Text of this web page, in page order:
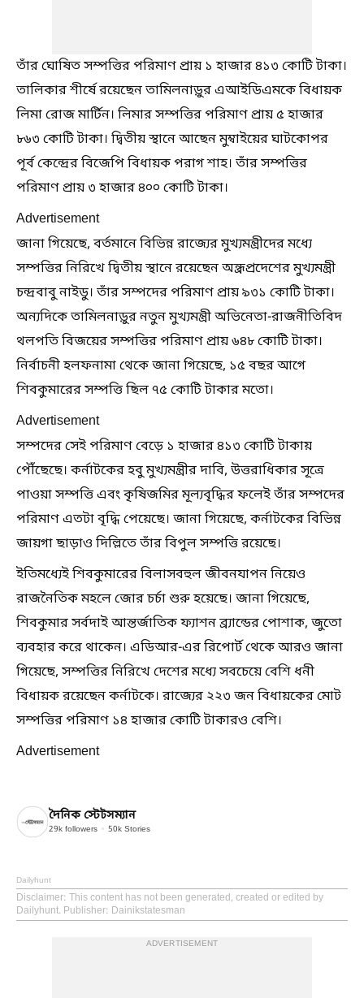
তাঁর ঘোষিত সম্পত্তির পরিমাণ প্রায় ১ হাজার ৪১৩ কোটি টাকা।
তালিকার শীর্ষে রয়েছেন তামিলনাড়ুর এআইডিএমকে বিধায়ক
লিমা রোজ মার্টিন। লিমার সম্পত্তির পরিমাণ প্রায় ৫ হাজার
৮৬৩ কোটি টাকা। দ্বিতীয় স্থানে আছেন মুম্বাইয়ের ঘাটকোপর
পূর্ব কেন্দ্রের বিজেপি বিধায়ক পরাগ শাহ। তাঁর সম্পত্তির
পরিমাণ প্রায় ৩ হাজার ৪০০ কোটি টাকা।
Advertisement
জানা গিয়েছে, বর্তমানে বিভিন্ন রাজ্যের মুখ্যমন্ত্রীদের মধ্যে
সম্পত্তির নিরিখে দ্বিতীয় স্থানে রয়েছেন অন্ধ্রপ্রদেশের মুখ্যমন্ত্রী
চন্দ্রবাবু নাইডু। তাঁর সম্পদের পরিমাণ প্রায় ৯৩১ কোটি টাকা।
অন্যদিকে তামিলনাড়ুর নতুন মুখ্যমন্ত্রী অভিনেতা-রাজনীতিবিদ
থলপতি বিজয়ের সম্পত্তির পরিমাণ প্রায় ৬৪৮ কোটি টাকা।
নির্বাচনী হলফনামা থেকে জানা গিয়েছে, ১৫ বছর আগে
শিবকুমারের সম্পত্তি ছিল ৭৫ কোটি টাকার মতো।
Advertisement
সম্পদের সেই পরিমাণ বেড়ে ১ হাজার ৪১৩ কোটি টাকায়
পৌঁছেছে। কর্নাটকের হবু মুখ্যমন্ত্রীর দাবি, উত্তরাধিকার সূত্রে
পাওয়া সম্পত্তি এবং কৃষিজমির মূল্যবৃদ্ধির ফলেই তাঁর সম্পদের
পরিমাণ এতটা বৃদ্ধি পেয়েছে। জানা গিয়েছে, কর্নাটকের বিভিন্ন
জায়গা ছাড়াও দিল্লিতে তাঁর বিপুল সম্পত্তি রয়েছে।
ইতিমধ্যেই শিবকুমারের বিলাসবহুল জীবনযাপন নিয়েও
রাজনৈতিক মহলে জোর চর্চা শুরু হয়েছে। জানা গিয়েছে,
শিবকুমার সর্বদাই আন্তর্জাতিক ফ্যাশন ব্র্যান্ডের পোশাক, জুতো
ব্যবহার করে থাকেন। এডিআর-এর রিপোর্ট থেকে আরও জানা
গিয়েছে, সম্পত্তির নিরিখে দেশের মধ্যে সবচেয়ে বেশি ধনী
বিধায়ক রয়েছেন কর্নাটকে। রাজ্যের ২২৩ জন বিধায়কের মোট
সম্পত্তির পরিমাণ ১৪ হাজার কোটি টাকারও বেশি।
Advertisement
দৈনিক স্টেটসম্যান
29k followers 50k Stories
Dailyhunt
Disclaimer: This content has not been generated, created or edited by
Dailyhunt. Publisher: Dainikstatesman
ADVERTISEMENT